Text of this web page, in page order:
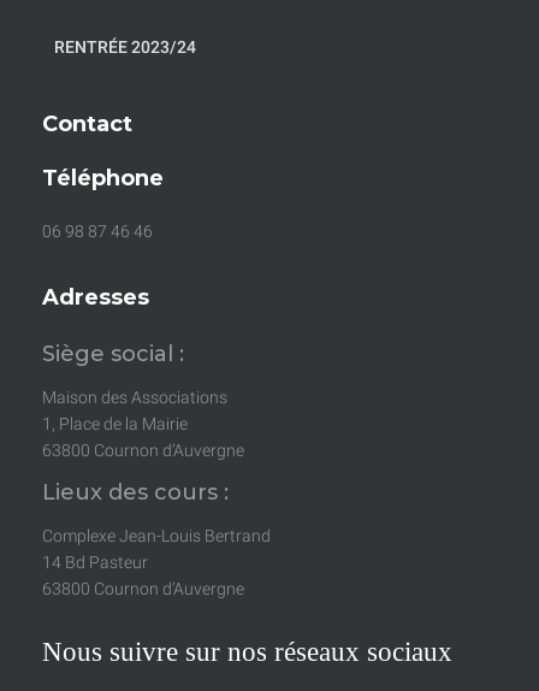
RENTRÉE 2023/24
Contact
Téléphone
06 98 87 46 46
Adresses
Siège social :
Maison des Associations
1, Place de la Mairie
63800 Cournon d’Auvergne
Lieux des cours :
Complexe Jean-Louis Bertrand
14 Bd Pasteur
63800 Cournon d’Auvergne
Nous suivre sur nos réseaux sociaux